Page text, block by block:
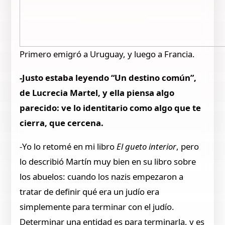
Primero emigró a Uruguay, y luego a Francia.
-Justo estaba leyendo “Un destino común”,
de Lucrecia Martel, y ella piensa algo
parecido: ve lo identitario como algo que te
cierra, que cercena.
-Yo lo retomé en mi libroEl gueto interior, pero
lo describió Martín muy bien en su libro sobre
los abuelos: cuando los nazis empezaron a
tratar de definir qué era un judío era
simplemente para terminar con el judío.
Determinar una entidad es para terminarla, y es